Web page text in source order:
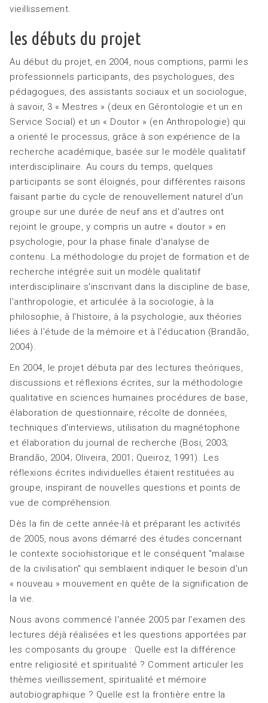
vieillissement.
les débuts du projet
Au début du projet, en 2004, nous comptions, parmi les
professionnels participants, des psychologues, des
pédagogues, des assistants sociaux et un sociologue,
à savoir, 3 « Mestres » (deux en Gérontologie et un en
Service Social) et un « Doutor » (en Anthropologie) qui
a orienté le processus, grâce à son expérience de la
recherche académique, basée sur le modèle qualitatif
interdisciplinaire. Au cours du temps, quelques
participants se sont éloignés, pour différentes raisons
faisant partie du cycle de renouvellement naturel d'un
groupe sur une durée de neuf ans et d'autres ont
rejoint le groupe, y compris un autre « doutor » en
psychologie, pour la phase finale d'analyse de
contenu. La méthodologie du projet de formation et de
recherche intégrée suit un modèle qualitatif
interdisciplinaire s'inscrivant dans la discipline de base,
l'anthropologie, et articulée à la sociologie, à la
philosophie, à l'histoire, à la psychologie, aux théories
liées à l'étude de la mémoire et à l'éducation (Brandão,
2004).
En 2004, le projet débuta par des lectures theóriques,
discussions et réflexions écrites, sur la méthodologie
qualitative en sciences humaines procédures de base,
élaboration de questionnaire, récolte de données,
techniques d'interviews, utilisation du magnétophone
et élaboration du journal de recherche (Bosi, 2003;
Brandão, 2004; Oliveira, 2001; Queiroz, 1991). Les
réflexions écrites individuelles étaient restituées au
groupe, inspirant de nouvelles questions et points de
vue de compréhension.
Dès la fin de cette année-là et préparant les activités
de 2005, nous avons démarré des études concernant
le contexte sociohistorique et le conséquent "malaise
de la civilisation" qui semblaient indiquer le besoin d'un
« nouveau » mouvement en quête de la signification de
la vie.
Nous avons commencé l'année 2005 par l'examen des
lectures déjà réalisées et les questions apportées par
les composants du groupe : Quelle est la différence
entre religiosité et spiritualité ? Comment articuler les
thèmes vieillissement, spiritualité et mémoire
autobiographique ? Quelle est la frontière entre la